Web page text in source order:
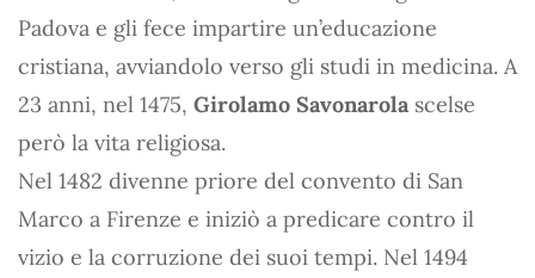
Padova e gli fece impartire un’educazione
cristiana, avviandolo verso gli studi in medicina. A
23 anni, nel 1475, Girolamo Savonarola scelse
però la vita religiosa.
Nel 1482 divenne priore del convento di San
Marco a Firenze e iniziò a predicare contro il
vizio e la corruzione dei suoi tempi. Nel 1494